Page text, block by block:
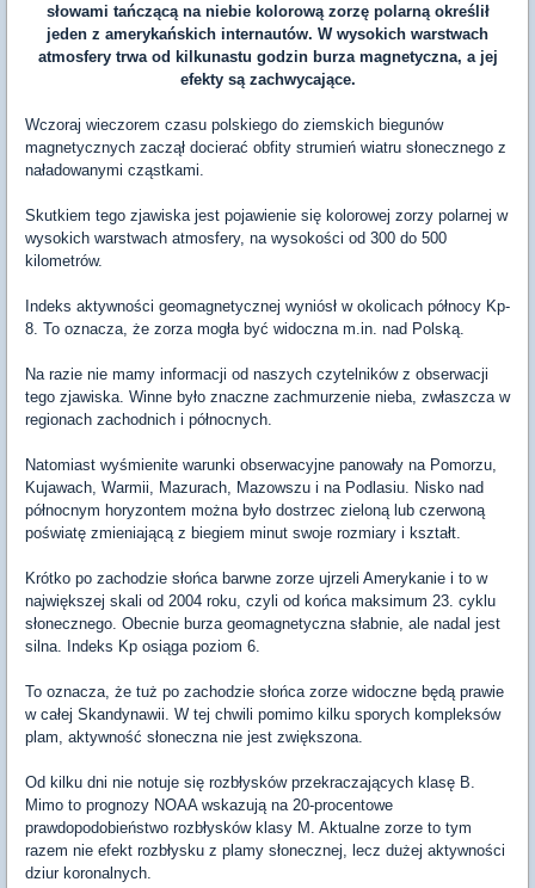
słowami tańczącą na niebie kolorową zorzę polarną określił
jeden z amerykańskich internautów. W wysokich warstwach
atmosfery trwa od kilkunastu godzin burza magnetyczna, a jej
efekty są zachwycające.
Wczoraj wieczorem czasu polskiego do ziemskich biegunów
magnetycznych zaczął docierać obfity strumień wiatru słonecznego z
naładowanymi cząstkami.
Skutkiem tego zjawiska jest pojawienie się kolorowej zorzy polarnej w
wysokich warstwach atmosfery, na wysokości od 300 do 500
kilometrów.
Indeks aktywności geomagnetycznej wyniósł w okolicach północy Kp-
8. To oznacza, że zorza mogła być widoczna m.in. nad Polską.
Na razie nie mamy informacji od naszych czytelników z obserwacji
tego zjawiska. Winne było znaczne zachmurzenie nieba, zwłaszcza w
regionach zachodnich i północnych.
Natomiast wyśmienite warunki obserwacyjne panowały na Pomorzu,
Kujawach, Warmii, Mazurach, Mazowszu i na Podlasiu. Nisko nad
północnym horyzontem można było dostrzec zieloną lub czerwoną
poświatę zmieniającą z biegiem minut swoje rozmiary i kształt.
Krótko po zachodzie słońca barwne zorze ujrzeli Amerykanie i to w
największej skali od 2004 roku, czyli od końca maksimum 23. cyklu
słonecznego. Obecnie burza geomagnetyczna słabnie, ale nadal jest
silna. Indeks Kp osiąga poziom 6.
To oznacza, że tuż po zachodzie słońca zorze widoczne będą prawie
w całej Skandynawii. W tej chwili pomimo kilku sporych kompleksów
plam, aktywność słoneczna nie jest zwiększona.
Od kilku dni nie notuje się rozbłysków przekraczających klasę B.
Mimo to prognozy NOAA wskazują na 20-procentowe
prawdopodobieństwo rozbłysków klasy M. Aktualne zorze to tym
razem nie efekt rozbłysku z plamy słonecznej, lecz dużej aktywności
dziur koronalnych.